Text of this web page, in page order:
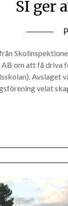
SI ger
om att få driva
Avslaget
velat